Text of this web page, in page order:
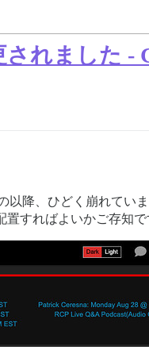
れました -
降、ひどく崩れてい
置すればよいかご存知で